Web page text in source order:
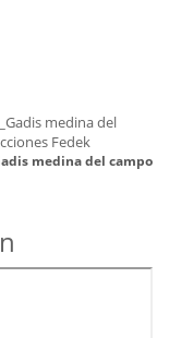
medina del campo